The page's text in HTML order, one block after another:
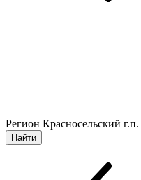
Регион Красносельский г.п.